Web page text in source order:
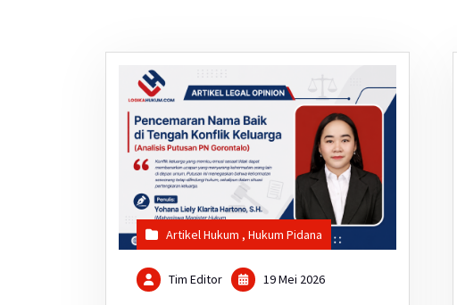
Artikel Hukum , Hukum Pidana
Tim Editor 19 Mei 2026